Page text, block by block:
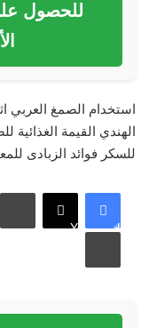
للحصول
استخدام الصمغ العربي
الهندي القيمة الغذائية
للسكر فوائد الزبادى
فيسبوك
X
طباعة